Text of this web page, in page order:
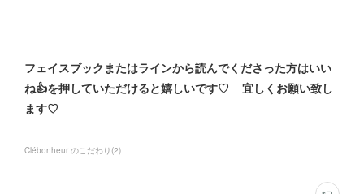
フェイスブックまたはラインから読んでくださった方はいい
ね👍を押していただけると嬉しいです♡ 宜しくお願い致し
ます♡
Clébonheur のこだわり (2)